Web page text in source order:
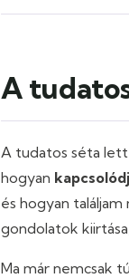
A
A tudatos séta lett
hogyan
és hogyan találjam
gondolatok
Ma már nemcsak